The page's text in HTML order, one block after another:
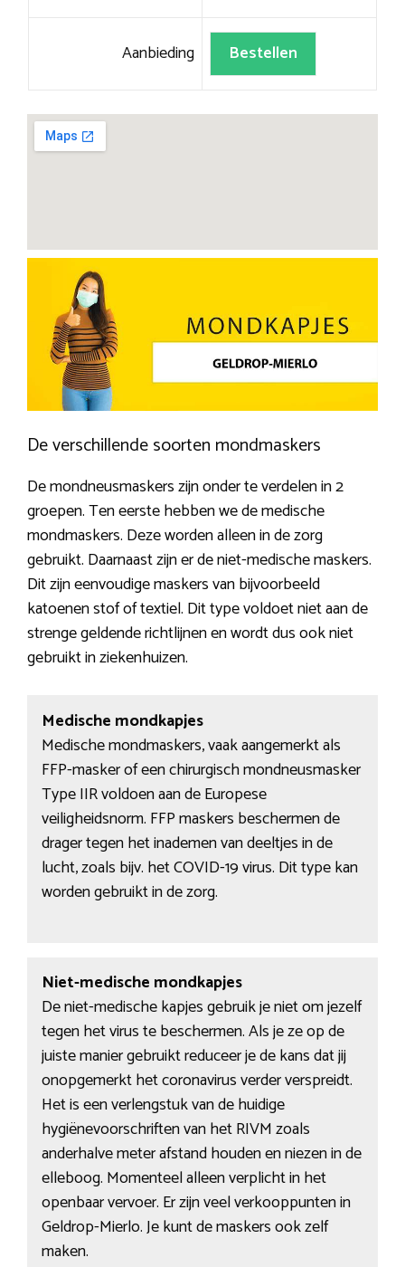
Aanbieding Bestellen
De verschillende soorten mondmaskers
De mondneusmaskers zijn onder te verdelen in 2
groepen. Ten eerste hebben we de medische
mondmaskers. Deze worden alleen in de zorg
gebruikt. Daarnaast zijn er de niet-medische maskers.
Dit zijn eenvoudige maskers van bijvoorbeeld
katoenen stof of textiel. Dit type voldoet niet aan de
strenge geldende richtlijnen en wordt dus ook niet
gebruikt in ziekenhuizen.
Medische mondkapjes
Medische mondmaskers, vaak aangemerkt als
FFP-masker of een chirurgisch mondneusmasker
Type IIR voldoen aan de Europese
veiligheidsnorm. FFP maskers beschermen de
drager tegen het inademen van deeltjes in de
lucht, zoals bijv. het COVID-19 virus. Dit type kan
worden gebruikt in de zorg.
Niet-medische mondkapjes
De niet-medische kapjes gebruik je niet om jezelf
tegen het virus te beschermen. Als je ze op de
juiste manier gebruikt reduceer je de kans dat jij
onopgemerkt het coronavirus verder verspreidt.
Het is een verlengstuk van de huidige
hygiënevoorschriften van het RIVM zoals
anderhalve meter afstand houden en niezen in de
elleboog. Momenteel alleen verplicht in het
openbaar vervoer. Er zijn veel verkooppunten in
Geldrop-Mierlo. Je kunt de maskers ook zelf
maken.